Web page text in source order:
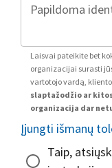
Laisvai pateikite bet
organizacijai surasti
vartotojo vardą,
slaptažodžio ar
organizacija dar
Įjungti išmanų
Taip,